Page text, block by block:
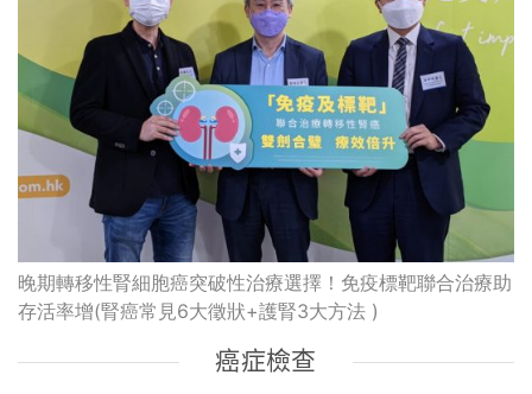
晚期轉移性腎細胞癌突破性治療選擇！免疫標靶聯合治療助
存活率增(腎癌常見6大徵狀+護腎3大方法 )